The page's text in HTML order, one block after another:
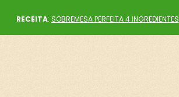
RECEITA: SOBREMESA PERFEITA 4 INGREDIENTES